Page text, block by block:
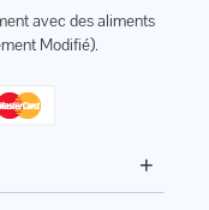
avec des aliments
Modifié).
+